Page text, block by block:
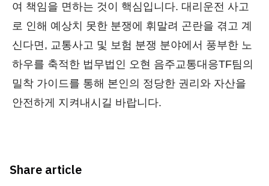
여 책임을 면하는 것이 핵심입니다. 대리운전 사고
로 인해 예상치 못한 분쟁에 휘말려 곤란을 겪고 계
신다면, 교통사고 및 보험 분쟁 분야에서 풍부한 노
하우를 축적한 법무법인 오현 음주교통대응TF팀의
밀착 가이드를 통해 본인의 정당한 권리와 자산을
안전하게 지켜내시길 바랍니다.
Share article